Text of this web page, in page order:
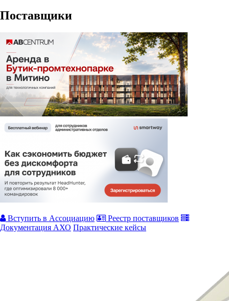
Поставщики
Вступить в Ассоциацию
Реестр поставщиков
Документация АХО Практические кейсы